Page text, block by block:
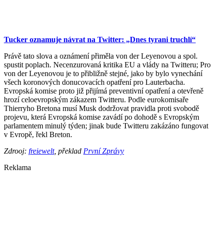
Tucker oznamuje návrat na Twitter: „Dnes tyrani truchlí“
Právě tato slova a oznámení přiměla von der Leyenovou a spol.
spustit poplach. Necenzurovaná kritika EU a vlády na Twitteru; Pro
von der Leyenovou je to přibližně stejné, jako by bylo vynechání
všech koronových donucovacích opatření pro Lauterbacha.
Evropská komise proto již přijímá preventivní opatření a otevřeně
hrozí celoevropským zákazem Twitteru. Podle eurokomisaře
Thierryho Bretona musí Musk dodržovat pravidla proti svobodě
projevu, která Evropská komise zavádí po dohodě s Evropským
parlamentem minulý týden; jinak bude Twitteru zakázáno fungovat
v Evropě, řekl Breton.
Zdrooj: freiewelt, překlad První Zprávy
Reklama